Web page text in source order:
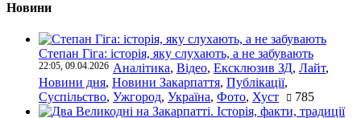
Новини
Степан Гіга: історія, яку слухають, а не забувають
22:05, 09.04.2026 Аналітика, Відео, Ексклюзив ЗД, Лайт,
Новини дня, Новини Закарпаття, Публікації,
Суспільство, Ужгород, Україна, Фото, Хуст 785